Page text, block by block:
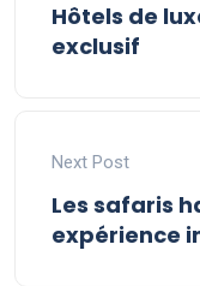
Hôtels de
exclusif
Next Post
Les safaris
expérience